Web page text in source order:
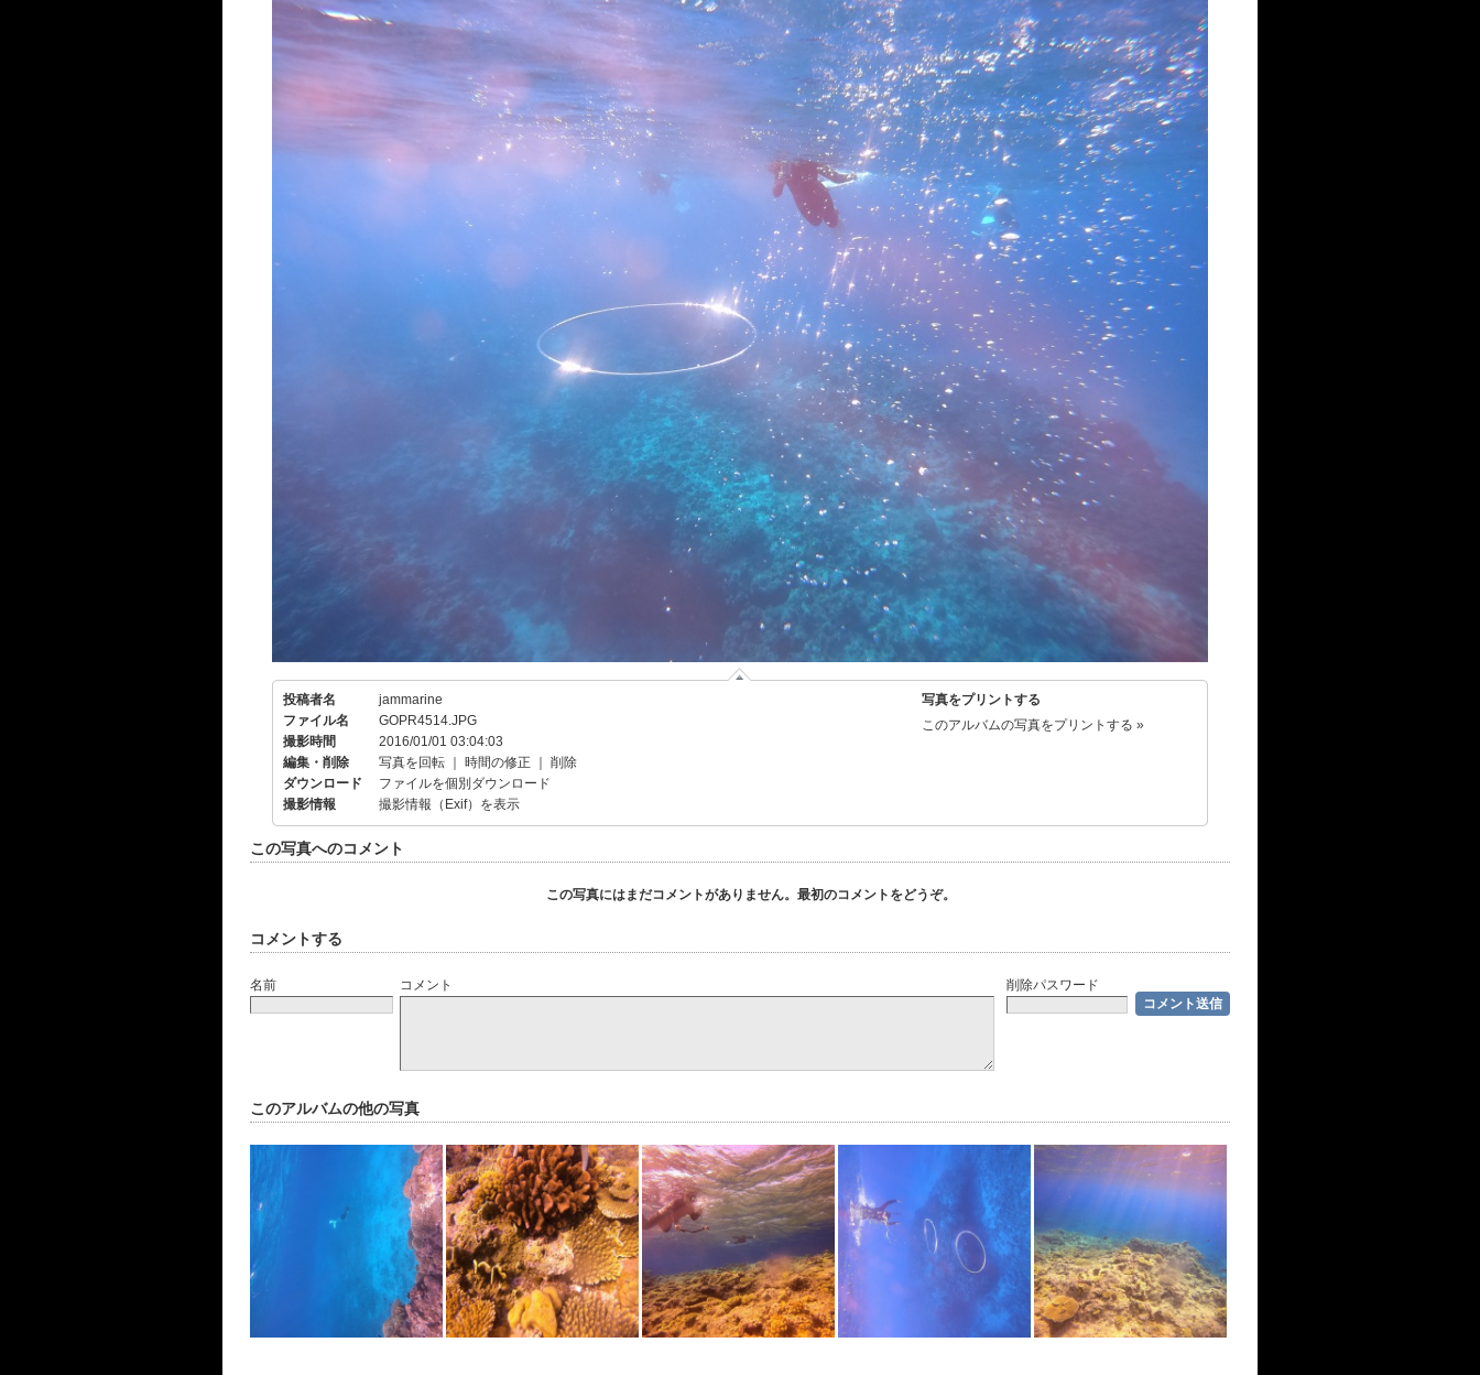
投稿者名
jammarine
ファイル名
GOPR4514.JPG
撮影時間
2016/01/01 03:04:03
編集・削除
写真を回転 時間の修正
削除
ダウンロード
ファイルを個別ダウンロード
撮影情報
撮影情報（Exif）を表示
写真をプリントする
このアルバムの写真をプリントする »
この写真へのコメント
この写真にはまだコメントがありません。最初のコメントをどうぞ。
コメントする
名前 コメント 削除パスワード
このアルバムの他の写真